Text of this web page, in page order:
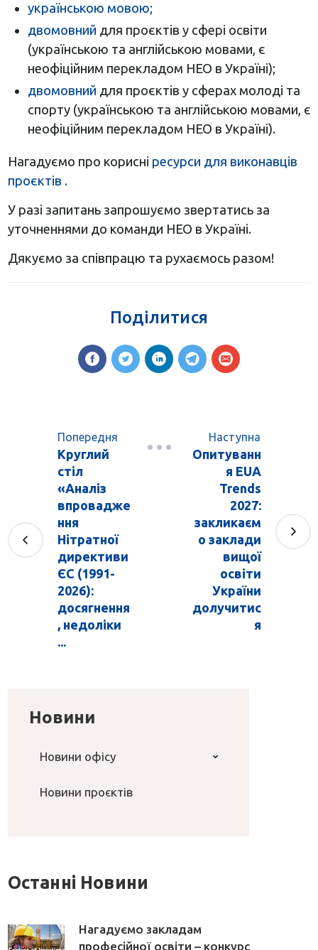
українською мовою;
двомовний для проєктів у сфері освіти
(українською та англійською мовами, є
неофіційним перекладом НЕО в Україні);
двомовний для проєктів у сферах молоді та
спорту (українською та англійською мовами, є
неофіційним перекладом НЕО в Україні).
Нагадуємо про корисні ресурси для виконавців
проєктів .
У разі запитань запрошуємо звертатись за
уточненнями до команди НЕО в Україні.
Дякуємо за співпрацю та рухаємось разом!
Поділитися
Попередня
Круглий
стіл
«Аналіз
впровадже
ння
Нітратної
директиви
ЄС (1991-
2026):
досягнення
, недоліки
...
Наступна
Опитуванн
я EUA
Trends
2027:
закликаєм
о заклади
вищої
освіти
України
долучитис
я
Новини
Новини офісу
Новини проєктів
Останні Новини
Нагадуємо закладам
професійної освіти – конкурс